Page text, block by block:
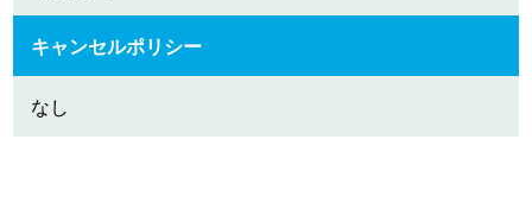
キャンセルポリシー
なし